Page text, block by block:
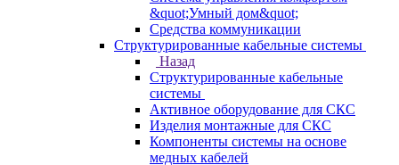
&quot;Умный дом&quot;
Средства коммуникации
Структурированные кабельные системы
Назад
Структурированные кабельные
системы
Активное оборудование для СКС
Изделия монтажные для СКС
Компоненты системы на основе
медных кабелей